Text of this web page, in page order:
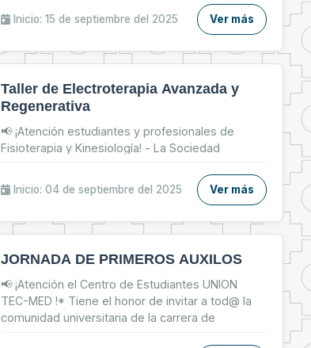
para: 📌 Fortalecer tu CV 📝 📌 Brillar en
entrevistas de trabajo 💬 📌 Dar tus primeros
Inicio: 15 de septiembre del 2025 Ver más
Taller de Electroterapia Avanzada y
Regenerativa
📢 ¡Atención estudiantes y profesionales de
Fisioterapia y Kinesiología! - La Sociedad
Kinesiología te invita al: ✨ Taller de Electroterapia
Avanzada y Regenerativa ✨
Inicio: 04 de septiembre del 2025 Ver más
JORNADA DE PRIMEROS AUXILOS
📢 ¡Atención el Centro de Estudiantes UNION
TEC-MED !* Tiene el honor de invitar a tod@ la
comunidad universitaria de la carrera de